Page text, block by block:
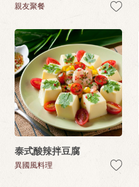
親友聚餐
泰式酸辣拌豆腐
異國風料理